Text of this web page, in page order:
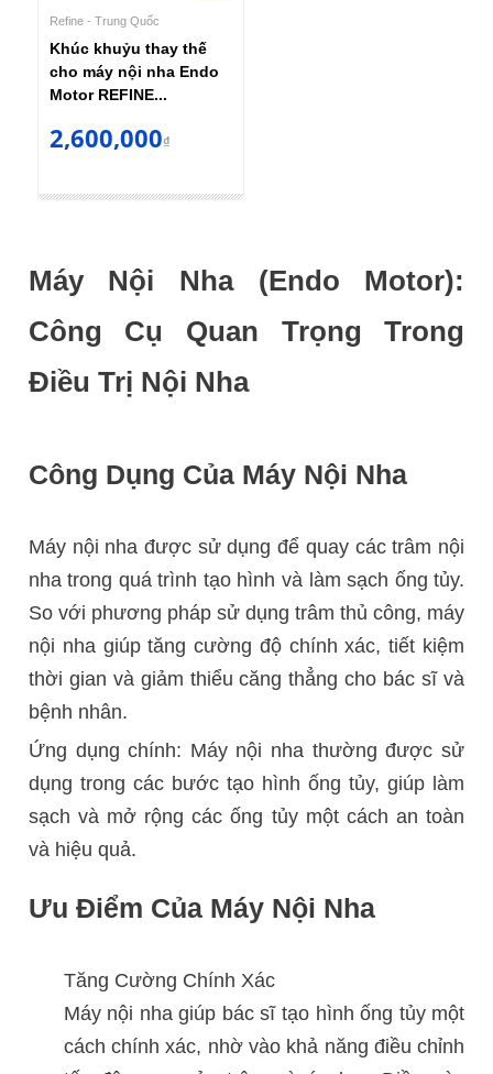
Refine - Trung Quốc
Khúc khuỷu thay thế
cho máy nội nha Endo
Motor REFINE...
2,600,000₫
Máy Nội Nha (Endo Motor):
Công Cụ Quan Trọng Trong
Điều Trị Nội Nha
Công Dụng Của Máy Nội Nha
Máy nội nha được sử dụng để quay các trâm nội
nha trong quá trình tạo hình và làm sạch ống tủy.
So với phương pháp sử dụng trâm thủ công, máy
nội nha giúp tăng cường độ chính xác, tiết kiệm
thời gian và giảm thiểu căng thẳng cho bác sĩ và
bệnh nhân.
Ứng dụng chính: Máy nội nha thường được sử
dụng trong các bước tạo hình ống tủy, giúp làm
sạch và mở rộng các ống tủy một cách an toàn
và hiệu quả.
Ưu Điểm Của Máy Nội Nha
Tăng Cường Chính Xác
Máy nội nha giúp bác sĩ tạo hình ống tủy một
cách chính xác, nhờ vào khả năng điều chỉnh